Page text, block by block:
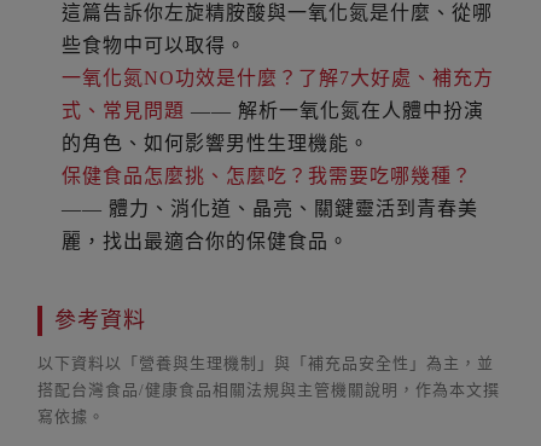
這篇告訴你左旋精胺酸與一氧化氮是什麼、從哪
些食物中可以取得。
一氧化氮NO功效是什麼？了解7大好處、補充方
式、常見問題 —— 解析一氧化氮在人體中扮演
的角色、如何影響男性生理機能。
保健食品怎麼挑、怎麼吃？我需要吃哪幾種？
—— 體力、消化道、晶亮、關鍵靈活到青春美
麗，找出最適合你的保健食品。
參考資料
以下資料以「營養與生理機制」與「補充品安全性」為主，並
搭配台灣食品/健康食品相關法規與主管機關說明，作為本文撰
寫依據。